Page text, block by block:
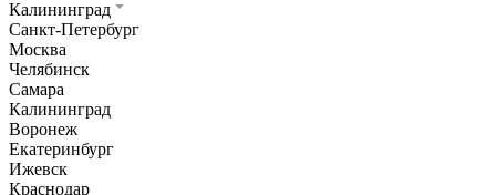
Калининград
Санкт-Петербург
Москва
Челябинск
Самара
Калининград
Воронеж
Екатеринбург
Ижевск
Краснодар